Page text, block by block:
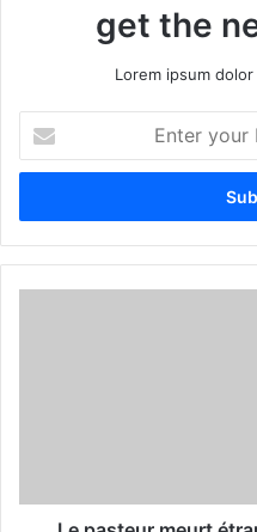
get the
Lorem ipsum
t
r
y